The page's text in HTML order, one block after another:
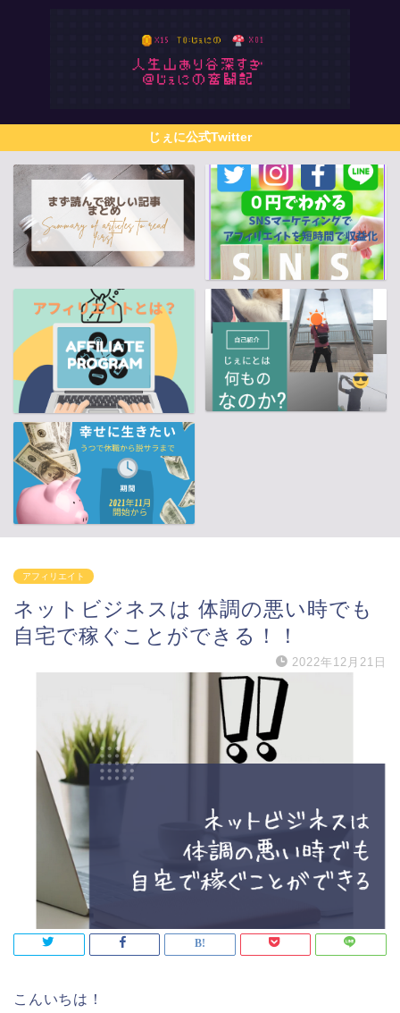
じぇに公式Twitter
アフィリエイト
ネットビジネスは 体調の悪い時でも
自宅で稼ぐことができる！！
2022年12月21日
こんいちは！